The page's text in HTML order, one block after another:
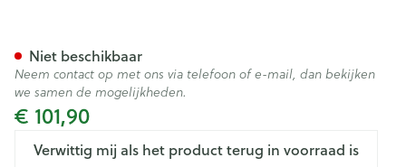
€ 101,90
Verwittig mij als het product terug in voorraad is
Niet beschikbaar
Neem contact op met ons via telefoon of e-mail, dan bekijken
we samen de mogelijkheden.